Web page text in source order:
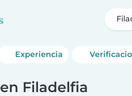
Experiencia
Filadelfia